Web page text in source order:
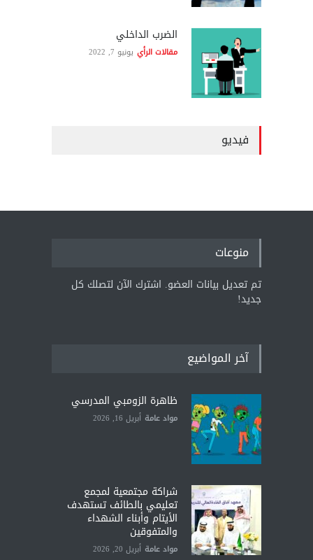
الضرب الداخلي
مقالات الرأي يونيو 7, 2022
فيديو
منوعات
تم تعديل بيانات العضو. اشترك الآن لتصلك كل
جديد!
آخر المواضيع
ظاهرة الزومبي المدرسي
مواد عامة أبريل 16, 2026
شراكة مجتمعية لمجمع
تعليمي بالطائف تستهدف
الأيتام وأبناء الشهداء
والمتفوقين
مواد عامة أبريل 20, 2026